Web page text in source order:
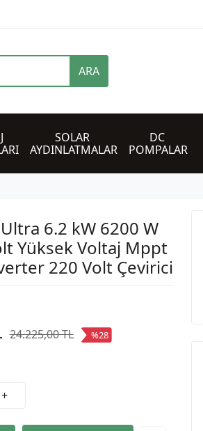
ARA
SOLAR
AYDINLATMALAR
DC
POMPALAR
6.2 kW 6200 W
Yüksek Voltaj Mppt
220 Volt Çevirici
24.225,00 TL %28
+